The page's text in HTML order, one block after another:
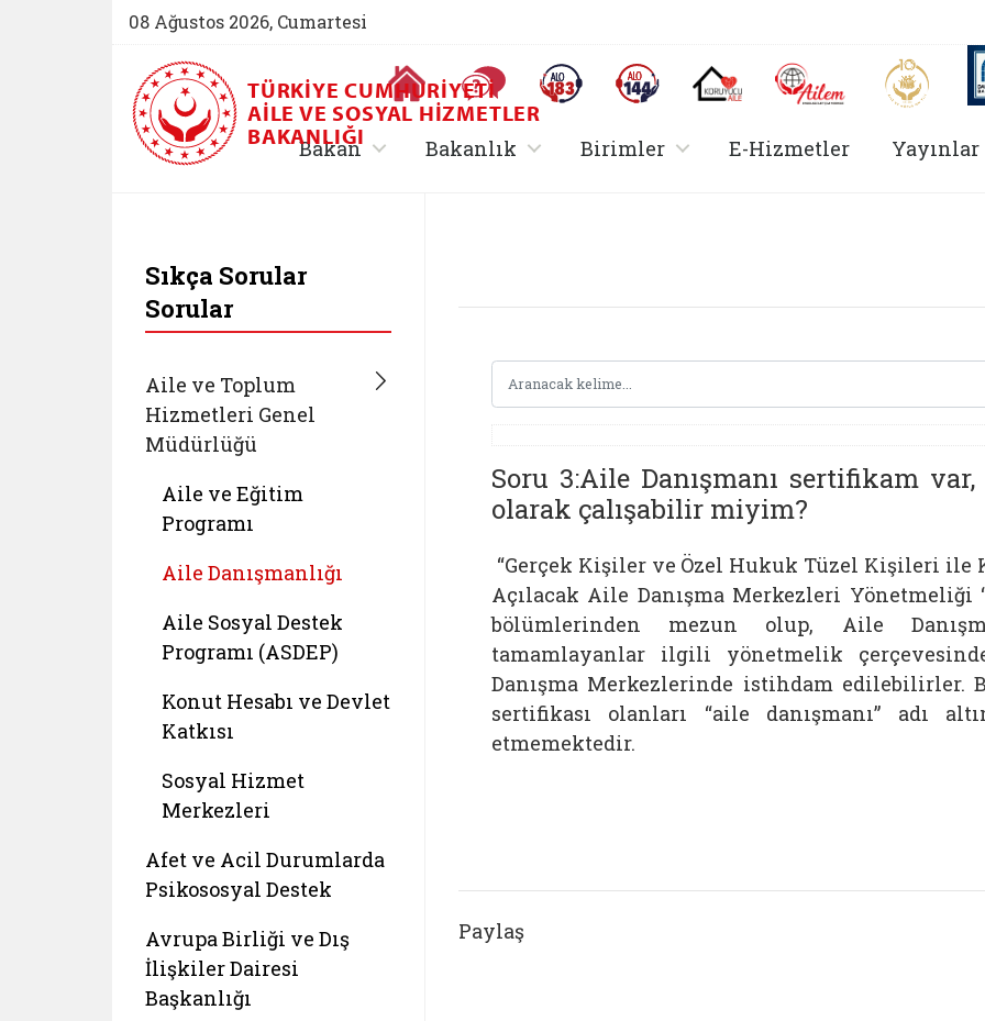
08 Ağustos 2026, Cumartesi
Ana Sayfa Sıkça Sorulan SorularAlo 183 (yeni sekmede açılır)Alo 144 (yeni sekmede açılır)Koruyucu Aile (yeni sekmede açılır)
AİLEM İletişim Aile ve
TÜRKIYE CUMHURIYETI
AILE VE SOSYAL HIZMETLER
BAKANLIĞI
Bakan, alt menü içerir
Bakanlık , alt menü içerir
Birimler, alt menü içerir
E-Hizmetler Yayınlar
Sıkça Sorular
Sorular
Aile ve Toplum
Hizmetleri Genel
Müdürlüğü
Aile ve Eğitim
Programı
Aile Danışmanlığı
Aile Sosyal Destek
Programı (ASDEP)
Konut Hesabı ve Devlet
Katkısı
Sosyal Hizmet
Merkezleri
Afet ve Acil Durumlarda
Psikososyal Destek
Avrupa Birliği ve Dış
İlişkiler Dairesi
Başkanlığı
Soru 3:Aile Danışmanı sertifikam
olarak çalışabilir miyim?
“Gerçek Kişiler ve Özel Hukuk Tüzel Kişileri ile
Açılacak Aile Danışma Merkezleri
bölümlerinden mezun olup, Aile
tamamlayanlar ilgili yönetmelik
Danışma Merkezlerinde istihdam edilebilirler.
sertifikası olanları “aile danışmanı” adı
etmemektedir.
Paylaş